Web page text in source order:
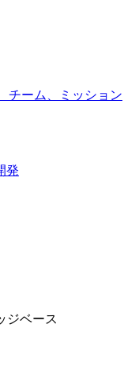
チーム、ミッション
発
ジベース